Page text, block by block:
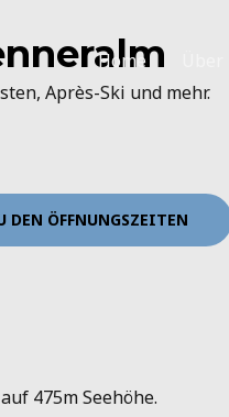
Home
Après-Ski und mehr.
DEN ÖFFNUNGSZEITEN
475m Seehöhe.